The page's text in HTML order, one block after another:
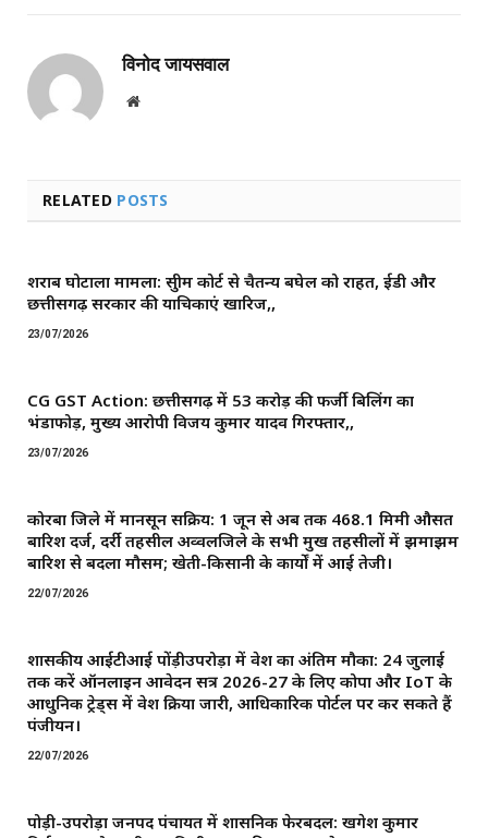
विनोद जायसवाल
Website
RELATED POSTS
शराब घोटाला मामला: सुप्रीम कोर्ट से चैतन्य बघेल को राहत, ईडी और
छत्तीसगढ़ सरकार की याचिकाएं खारिज,,
23/07/2026
CG GST Action: छत्तीसगढ़ में 53 करोड़ की फर्जी बिलिंग का
भंडाफोड़, मुख्य आरोपी विजय कुमार यादव गिरफ्तार,,
23/07/2026
कोरबा जिले में मानसून सक्रिय: 1 जून से अब तक 468.1 मिमी औसत
बारिश दर्ज, दर्री तहसील अव्वलजिले के सभी प्रमुख तहसीलों में झमाझम
बारिश से बदला मौसम; खेती-किसानी के कार्यों में आई तेजी।
22/07/2026
शासकीय आईटीआई पोंड़ीउपरोड़ा में प्रवेश का अंतिम मौका: 24 जुलाई
तक करें ऑनलाइन आवेदन सत्र 2026-27 के लिए कोपा और IoT के
आधुनिक ट्रेड्स में प्रवेश प्रक्रिया जारी, आधिकारिक पोर्टल पर कर सकते हैं
पंजीयन।
22/07/2026
पोड़ी-उपरोड़ा जनपद पंचायत में प्रशासनिक फेरबदल: खगेश कुमार